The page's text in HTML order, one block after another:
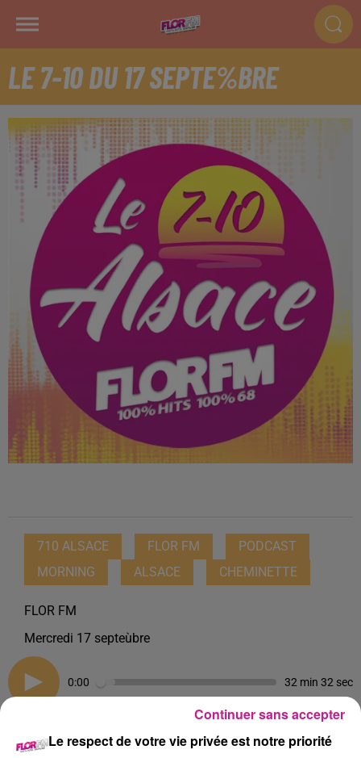
LE 7-10 DU 17 SEPTE%BRE
710 ALSACE FLOR FM
PODCAST
MORNING
ALSACE CHEMINETTE
FLOR FM
Mercredi 17 septeùbre
0:00 32 min 32 sec
17 septembre 2025 - 32 min 32 sec
Le respect de votre vie privée est notre priorité
Continuer sans accepter